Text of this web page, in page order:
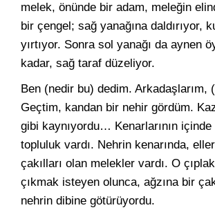
melek, önünde bir adam, meleğin
bir çengel; sağ yanağına daldırıyor,
yırtıyor. Sonra sol yanağı da aynen
kadar, sağ taraf düzeliyor.
Ben (nedir bu) dedim. Arkadaşlarım,
Geçtim, kan­dan bir nehir gördüm.
gibi kaynıyordu… Kenarlarının içinde
topluluk vardı. Nehrin kenarında,
çakılları olan melekler vardı. O
çıkmak isteyen olunca, ağzına bir
nehrin dibine götürüyordu.